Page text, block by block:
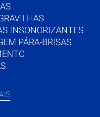
INSONORIZANTES
PÁRA-BRISAS